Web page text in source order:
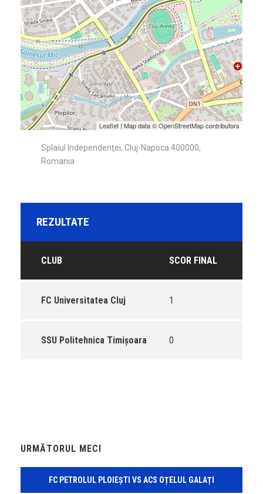
Leaflet | Map data ©OpenStreetMapcontributors
Splaiul Independenţei, Cluj-Napoca 400000,
Romania
REZULTATE
CLUB SCOR FINAL
FC Universitatea Cluj 1
SSU Politehnica Timișoara 0
URMĂTORUL MECI
FC PETROLUL PLOIEȘTI VS ACS OȚELUL GALAȚI